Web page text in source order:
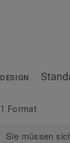
DESIGN
1 Format
Sie müssen